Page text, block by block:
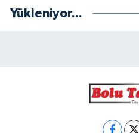
Yükleniyor...